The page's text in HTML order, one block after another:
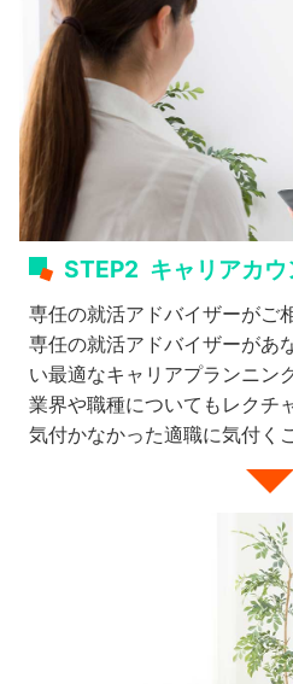
STEP2 キャリアカ
専任の就活アドバイザーがご
専任の就活アドバイザーがあ
い最適なキャリアプランニン
業界や職種についてもレクチ
気付かなかった適職に気付く